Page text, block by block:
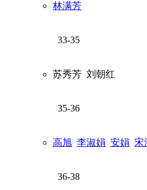
林满芳
33-35
苏秀芳 刘朝红
35-36
高旭 李淑娟 安娟 宋
36-38